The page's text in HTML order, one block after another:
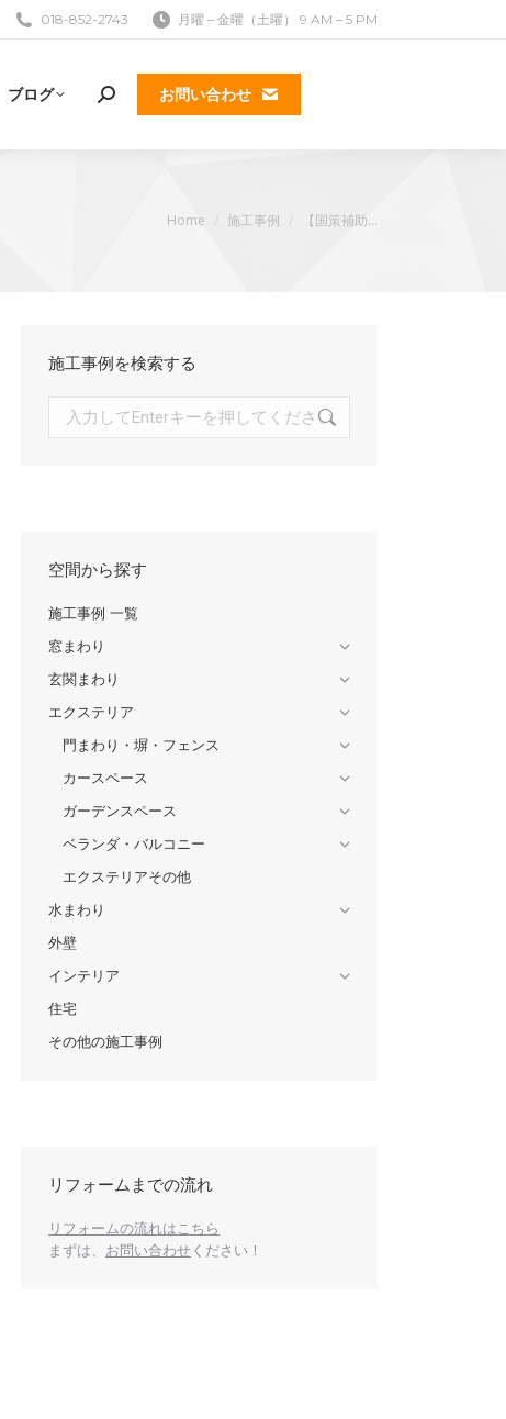
018-852-2743 月曜 – 金曜（土曜） 9 AM – 5 PM
ブログ
検
お問い合わせ
現在地:
Home 施工事例 【国策補助…
施工事例を検索する
空間から探す
施工事例 一覧
窓まわり
玄関まわり
エクステリア
門まわり・塀・フェンス
カースペース
ガーデンスペース
ベランダ・バルコニー
エクステリアその他
水まわり
外壁
インテリア
住宅
その他の施工事例
リフォームまでの流れ
リフォームの流れはこちら
まずは、 お問い合わせ ください！